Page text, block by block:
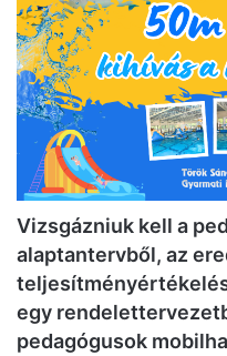
Vizsgázniuk kell a
alaptantervből, az
egy
pedagógusok